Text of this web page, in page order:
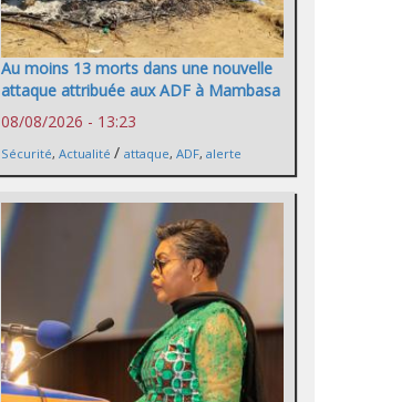
Au moins 13 morts dans une nouvelle
attaque attribuée aux ADF à Mambasa
08/08/2026 - 13:23
Sécurité, Actualité / attaque, ADF, alerte